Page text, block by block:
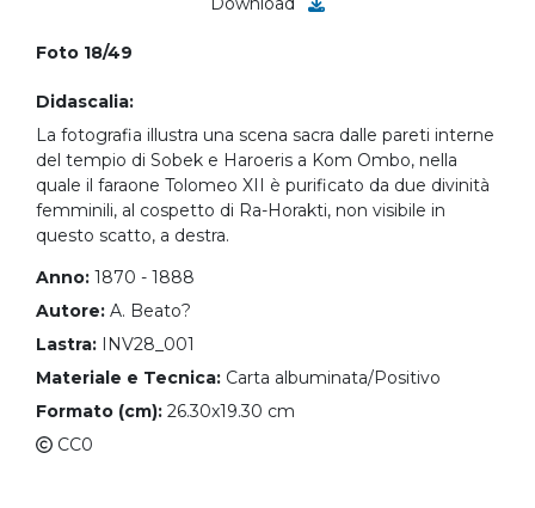
Foto 18/49
Didascalia:
La fotografia illustra una scena sacra dalle pareti interne
del tempio di Sobek e Haroeris a Kom Ombo, nella
quale il faraone Tolomeo XII è purificato da due divinità
femminili, al cospetto di Ra-Horakti, non visibile in
questo scatto, a destra.
Anno: 1870 - 1888
Autore: A. Beato?
Lastra: INV28_001
Materiale e Tecnica: Carta albuminata/Positivo
Formato (cm): 26.30x19.30 cm
CC0